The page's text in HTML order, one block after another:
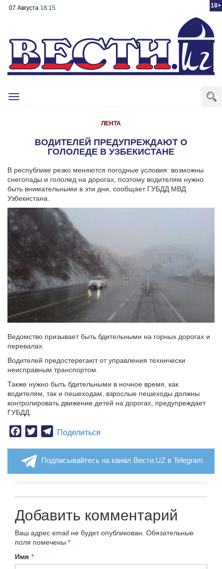
18+
07 Августа 18:15
Toggle
ЛЕНТА
ВОДИТЕЛЕЙ ПРЕДУПРЕЖДАЮТ О
ГОЛОЛЕДЕ В УЗБЕКИСТАНЕ
В республике резко меняются погодные условия: возможны
снегопады и гололед на дорогах, поэтому водителям нужно
быть внимательными в эти дни, сообщает ГУБДД МВД
Узбекистана.
Ведомство призывает быть бдительными на горных дорогах и
перевалах.
Водителей предостерегают от управления технически
неисправным транспортом.
Также нужно быть бдительными в ночное время, как
водителям, так и пешеходам, взрослые пешеходы должны
контролировать движение детей на дорогах, предупреждает
ГУБДД.
Facebook
TwitterTelegram
Поделиться
Подписывайтесь на канал Вести.UZ в Telegram
Добавить комментарий
Ваш адрес email не будет опубликован. Обязательные
поля помечены *
Имя *